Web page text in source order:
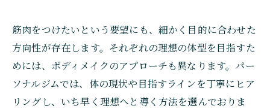
筋肉をつけたいという要望にも、細かく目的に合わせた
方向性が存在します。それぞれの理想の体型を目指すた
めには、ボディメイクのアプローチも異なります。パー
ソナルジムでは、体の現状や目指すラインを丁寧にヒア
リングし、いち早く理想へと導く方法を選んでおりま